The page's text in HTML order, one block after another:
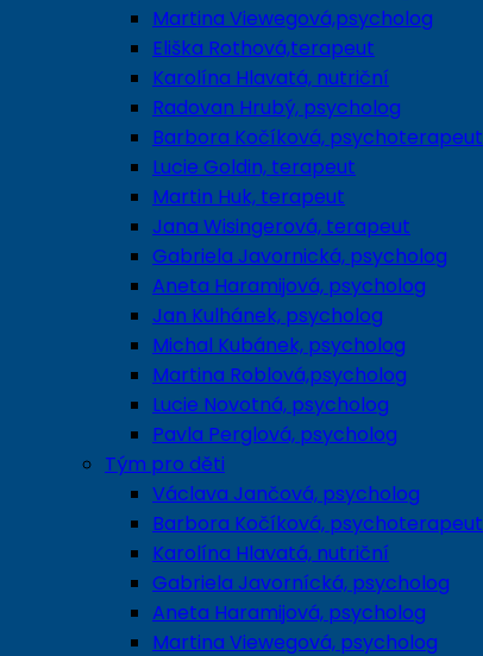
Martina Viewegová,psycholog
Eliška Rothová,terapeut
Karolína Hlavatá, nutriční
Radovan Hrubý, psycholog
Barbora Kočíková, psychoterapeut
Lucie Goldin, terapeut
Martin Huk, terapeut
Jana Wisingerová, terapeut
Gabriela Javornická, psycholog
Aneta Haramijová, psycholog
Jan Kulhánek, psycholog
Michal Kubánek, psycholog
Martina Roblová,psycholog
Lucie Novotná, psycholog
Pavla Perglová, psycholog
Tým pro děti
Václava Jančová, psycholog
Barbora Kočíková, psychoterapeut
Karolína Hlavatá, nutriční
Gabriela Javornícká, psycholog
Aneta Haramijová, psycholog
Martina Viewegová, psycholog